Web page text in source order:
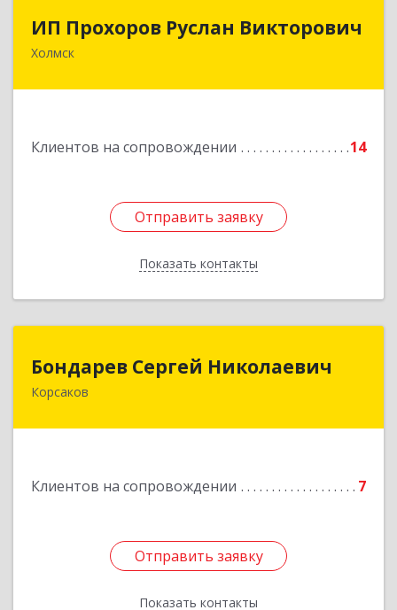
ИП Прохоров Руслан Викторович
Холмск
Клиентов на сопровождении 14
Отправить заявку
Показать контакты
694620, Сахалинская обл, Холмский р-н, Холмск
Отправить заявку
Назад
Бондарев Сергей Николаевич
Корсаков
Клиентов на сопровождении 7
Отправить заявку
Показать контакты
Бондарев Сергей Николаевич
Отправить заявку
Назад